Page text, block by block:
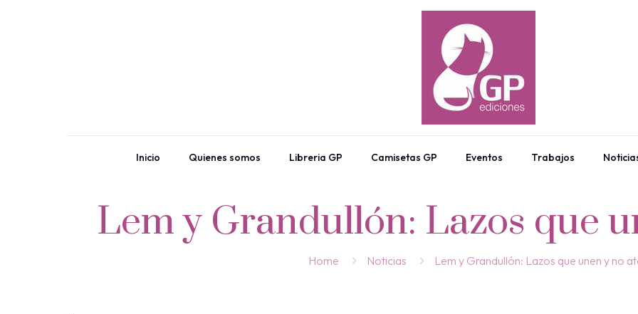
Inicio Quienes somos Libreria GP Camisetas GP Eventos Trabajos
Lem y Grandullón: Lazos que
Home Noticias Lem y Grandullón: Lazos que unen y no